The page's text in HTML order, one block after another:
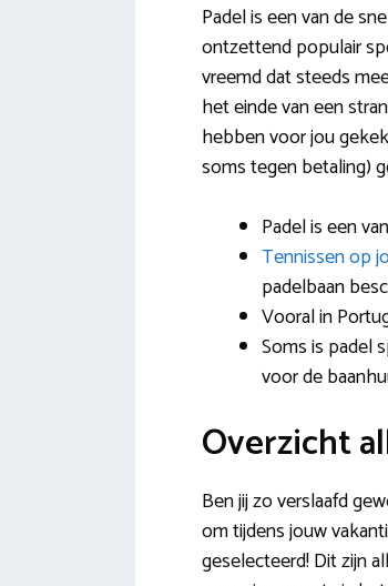
Padel is een van de
ontzettend populair
vreemd dat steeds
het einde van een
hebben voor jou
soms tegen betaling)
Padel is een
Tennissen op
padelbaan
Vooral in
Soms is padel
voor de
Overzicht
Ben jij zo verslaafd
om tijdens jouw
geselecteerd! Dit zijn